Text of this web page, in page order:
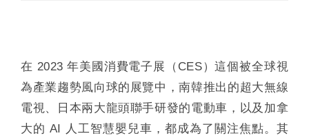
在 2023 年美國消費電子展（CES）這個被全球視
為產業趨勢風向球的展覽中，南韓推出的超大無線
電視、日本兩大龍頭聯手研發的電動車，以及加拿
大的 AI 人工智慧嬰兒車，都成為了關注焦點。其